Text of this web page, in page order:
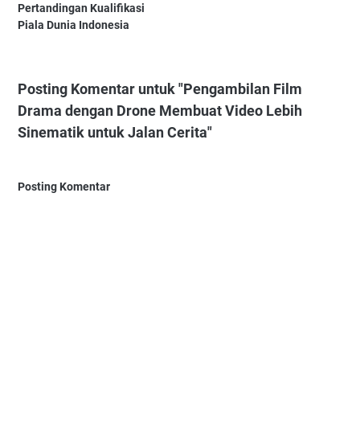
Pertandingan Kualifikasi
Piala Dunia Indonesia
Posting Komentar untuk "Pengambilan Film
Drama dengan Drone Membuat Video Lebih
Sinematik untuk Jalan Cerita"
Posting Komentar